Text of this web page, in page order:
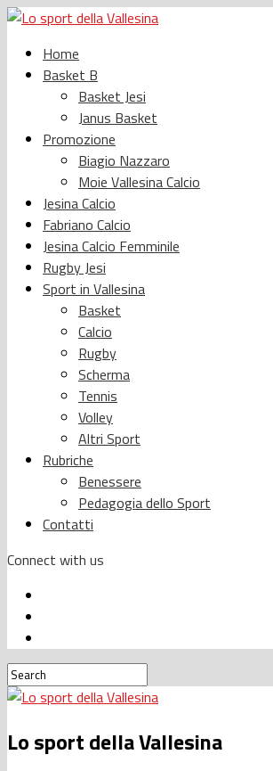
Home
Basket B
Basket Jesi
Janus Basket
Promozione
Biagio Nazzaro
Moie Vallesina Calcio
Jesina Calcio
Fabriano Calcio
Jesina Calcio Femminile
Rugby Jesi
Sport in Vallesina
Basket
Calcio
Rugby
Scherma
Tennis
Volley
Altri Sport
Rubriche
Benessere
Pedagogia dello Sport
Contatti
Connect with us
Lo sport della Vallesina